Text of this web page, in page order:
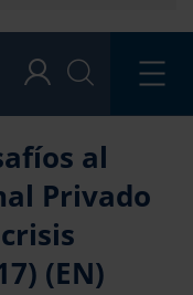
al
Privado
(EN)